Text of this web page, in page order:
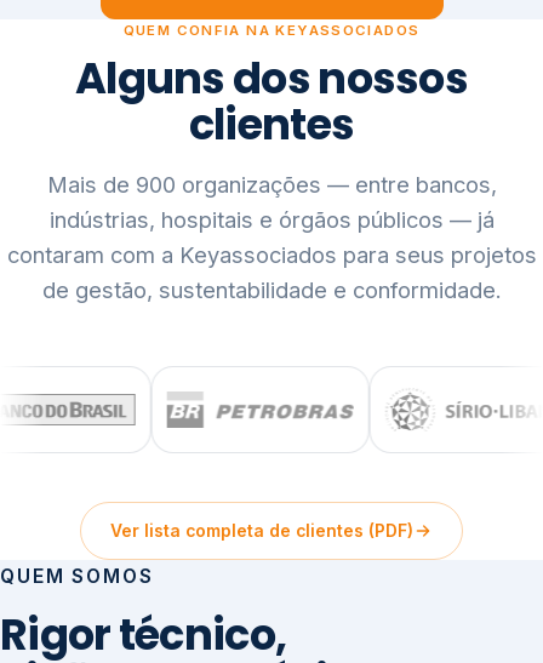
QUEM CONFIA NA KEYASSOCIADOS
Alguns dos nossos
clientes
Mais de 900 organizações — entre bancos,
indústrias, hospitais e órgãos públicos — já
contaram com a Keyassociados para seus projetos
de gestão, sustentabilidade e conformidade.
Ver lista completa de clientes (PDF)
QUEM SOMOS
Rigor técnico,